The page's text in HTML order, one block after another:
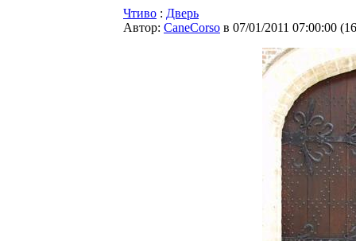
Чтиво : Дверь
Автор: CaneCorso в 07/01/2011 07:00:00 (